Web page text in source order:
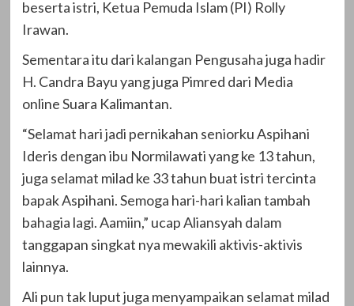
beserta istri, Ketua Pemuda Islam (PI) Rolly
Irawan.
Sementara itu dari kalangan Pengusaha juga hadir
H. Candra Bayu yang juga Pimred dari Media
online Suara Kalimantan.
“Selamat hari jadi pernikahan seniorku Aspihani
Ideris dengan ibu Normilawati yang ke 13 tahun,
juga selamat milad ke 33 tahun buat istri tercinta
bapak Aspihani. Semoga hari-hari kalian tambah
bahagia lagi. Aamiin,” ucap Aliansyah dalam
tanggapan singkat nya mewakili aktivis-aktivis
lainnya.
Ali pun tak luput juga menyampaikan selamat milad